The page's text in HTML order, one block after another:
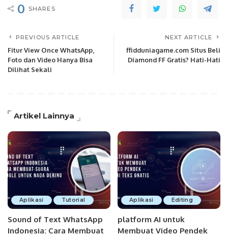
0 SHARES
PREVIOUS ARTICLE
Fitur View Once WhatsApp,
Foto dan Video Hanya Bisa
Dilihat Sekali
NEXT ARTICLE
ffidduniagame.com Situs Beli
Diamond FF Gratis? Hati-Hati
Artikel Lainnya
Aplikasi Tutorial
Sound of Text WhatsApp
Indonesia: Cara Membuat
Aplikasi Editing
platform AI untuk
Membuat Video Pendek